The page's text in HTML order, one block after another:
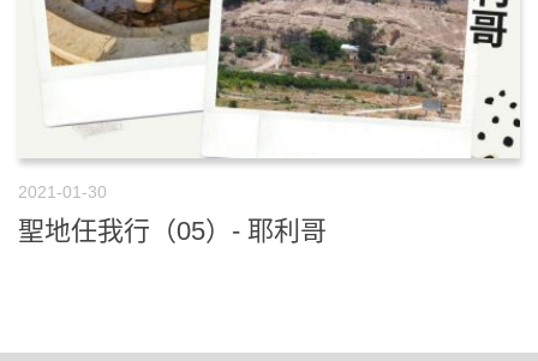
2021-01-30
聖地任我行（05）- 耶利哥